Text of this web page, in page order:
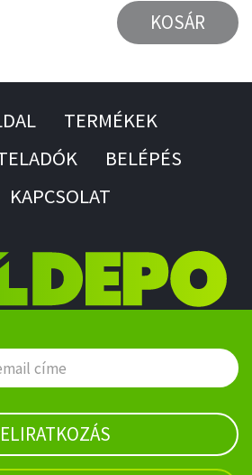
KOSÁR
TERMÉKEK
BELÉPÉS
KAPCSOLAT